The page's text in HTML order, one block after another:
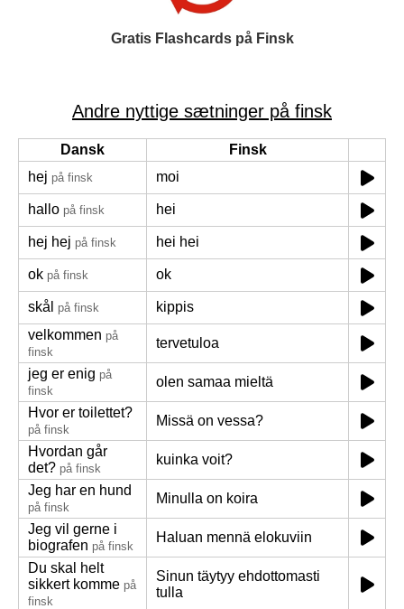
Gratis Flashcards på Finsk
Andre nyttige sætninger på finsk
Dansk
Finsk
hej på finsk moi
hallo på finsk hei
hej hej på finsk hei hei
ok på finsk ok
skål på finsk
kippis
velkommen på
finsk
tervetuloa
jeg er enig på
finsk
olen samaa mieltä
Hvor er toilettet?
på finsk
Missä on vessa?
Hvordan går
det? på finsk
kuinka voit?
Jeg har en hund
på finsk
Minulla on koira
Jeg vil gerne i
biografen på finsk
Haluan mennä elokuviin
Du skal helt
sikkert komme på
finsk
Sinun täytyy ehdottomasti
tulla